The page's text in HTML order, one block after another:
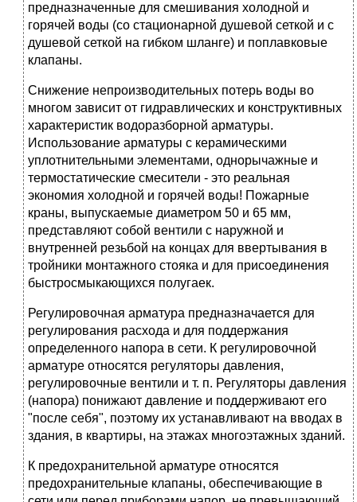
предназначенные для смешивания холодной и
горячей воды (со стационарной душевой сеткой и с
душевой сеткой на гибком шланге) и поплавковые
клапаны.
Снижение непроизводительных потерь воды во
многом зависит от гидравлических и конструктивных
характеристик водоразборной арматуры.
Использование арматуры с керамическими
уплотнительными элементами, однорычажные и
термостатические смесители - это реальная
экономия холодной и горячей воды! Пожарные
краны, выпускаемые диаметром 50 и 65 мм,
представляют собой вентили с наружной и
внутренней резьбой на концах для ввертывания в
тройники монтажного стояка и для присоединения
быстросмыкающихся полугаек.
Регулировочная арматура предназначается для
регулирования расхода и для поддержания
определенного напора в сети. К регулировочной
арматуре относятся регуляторы давления,
регулировочные вентили и т. п. Регуляторы давления
(напора) понижают давление и поддерживают его
"после себя", поэтому их устанавливают на вводах в
здания, в квартиры, на этажах многоэтажных зданий.
К предохранительной арматуре относятся
предохранительные клапаны, обеспечивающие в